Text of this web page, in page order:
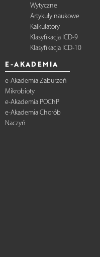
Wytyczne
Artykuły naukowe
Kalkulatory
Klasyfikacja ICD-9
Klasyfikacja ICD-10
E-AKADEMIA
e-Akademia Zaburzeń
Mikrobioty
e-Akademia POChP
e-Akademia Chorób
Naczyń